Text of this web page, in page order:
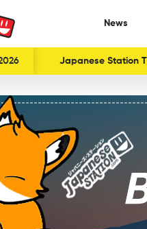
News
Japanese Station